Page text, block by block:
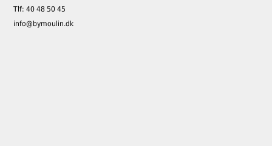
Tlf: 40 48 50 45
info@bymoulin.dk